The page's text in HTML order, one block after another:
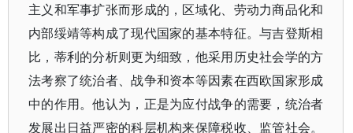
主义和军事扩张而形成的，区域化、劳动力商品化和
内部绥靖等构成了现代国家的基本特征。与吉登斯相
比，蒂利的分析则更为细致，他采用历史社会学的方
法考察了统治者、战争和资本等因素在西欧国家形成
中的作用。他认为，正是为应付战争的需要，统治者
发展出日益严密的科层机构来保障税收、监管社会。